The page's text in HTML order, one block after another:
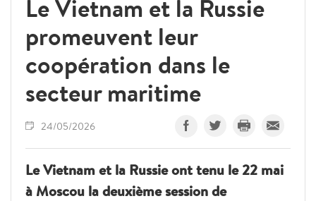
Le Vietnam et la Russie
promeuvent leur
coopération dans le
secteur maritime
24/05/2026
Le Vietnam et la Russie ont tenu le 22 mai
à Moscou la deuxième session de